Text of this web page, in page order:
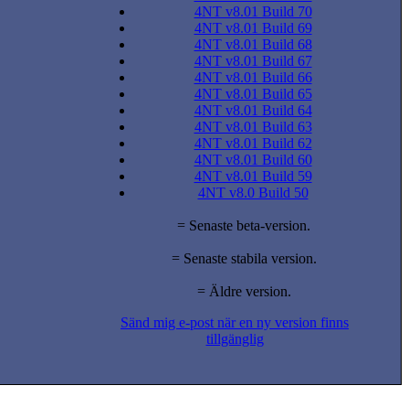
4NT v8.01 Build 70
4NT v8.01 Build 69
4NT v8.01 Build 68
4NT v8.01 Build 67
4NT v8.01 Build 66
4NT v8.01 Build 65
4NT v8.01 Build 64
4NT v8.01 Build 63
4NT v8.01 Build 62
4NT v8.01 Build 60
4NT v8.01 Build 59
4NT v8.0 Build 50
= Senaste beta-version.
= Senaste stabila version.
= Äldre version.
Sänd mig e-post när en ny version finns
tillgänglig